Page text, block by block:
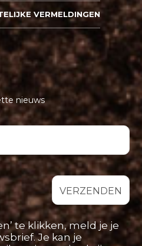
VERMELDINGEN
nieuws
te klikken, meld je je
Je kan je